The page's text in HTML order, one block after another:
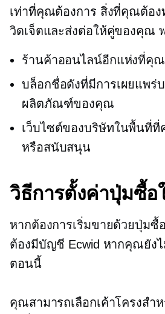
เท่าที่คุณต้องการ สิ่งที่คุณต้อ
วิดเจ็ตและส่งต่อให้คู่ของคุณ
ร้านค้าออนไลน์อีกแห่งที่คุ
บล็อกชื่อดังที่มีการเผยแพร่
ผลิตภัณฑ์ของคุณ
เว็บไซต์ของบริษัทในพื้นที่
หรือสนับสนุน
วิธีการตั้งค่าปุ่มซื้
หากต้องการเริ่มขายด้วยปุ่มซื้
ต้องมีบัญชี Ecwid หากคุณยัง
ตอนนี้
คุณสามารถเลือกเค้าโครงส